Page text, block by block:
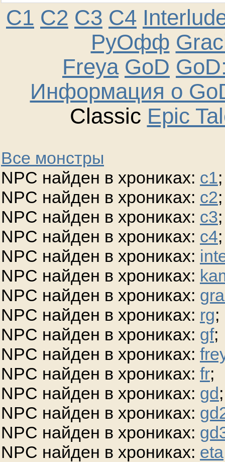
C1 C2 C3 C4
РуОфф
Freya GoD
Информация о
Classic Epic
Все монстры
NPC найден в хрониках: c1;
NPC найден в хрониках: c2;
NPC найден в хрониках: c3;
NPC найден в хрониках: c4;
NPC найден в хрониках:
NPC найден в хрониках:
NPC найден в хрониках:
NPC найден в хрониках: rg;
NPC найден в хрониках: gf;
NPC найден в хрониках:
NPC найден в хрониках: fr;
NPC найден в хрониках: gd;
NPC найден в хрониках:
NPC найден в хрониках:
NPC найден в хрониках: eta